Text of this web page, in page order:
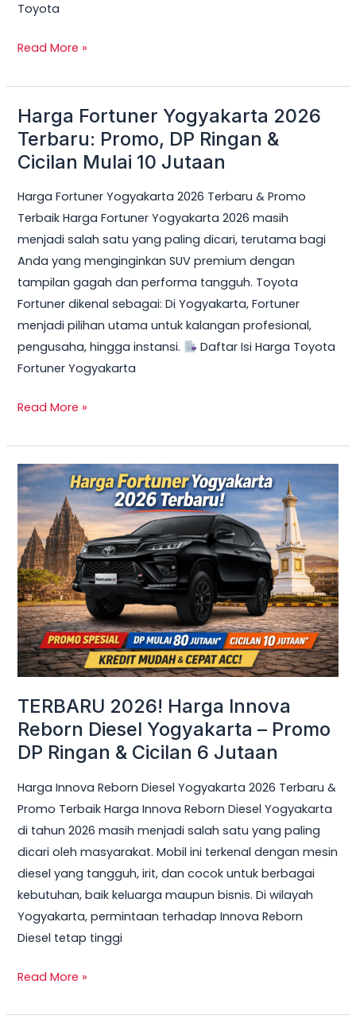
Toyota
Read More »
Harga Fortuner Yogyakarta 2026
Terbaru: Promo, DP Ringan &
Cicilan Mulai 10 Jutaan
Harga Fortuner Yogyakarta 2026 Terbaru & Promo
Terbaik Harga Fortuner Yogyakarta 2026 masih
menjadi salah satu yang paling dicari, terutama bagi
Anda yang menginginkan SUV premium dengan
tampilan gagah dan performa tangguh. Toyota
Fortuner dikenal sebagai: Di Yogyakarta, Fortuner
menjadi pilihan utama untuk kalangan profesional,
pengusaha, hingga instansi.
Daftar Isi Harga Toyota
Fortuner Yogyakarta
Harga
Fortuner
Yogyakarta
Terbaru:
Promo,
DP
Ringan
&
Cicilan
Mulai
10
Jutaan
Read More »
TERBARU 2026! Harga Innova
Reborn Diesel Yogyakarta – Promo
DP Ringan & Cicilan 6 Jutaan
Harga Innova Reborn Diesel Yogyakarta 2026 Terbaru &
Promo Terbaik Harga Innova Reborn Diesel Yogyakarta
di tahun 2026 masih menjadi salah satu yang paling
dicari oleh masyarakat. Mobil ini terkenal dengan mesin
diesel yang tangguh, irit, dan cocok untuk berbagai
kebutuhan, baik keluarga maupun bisnis. Di wilayah
Yogyakarta, permintaan terhadap Innova Reborn
Diesel tetap tinggi
TERBARU
2026!
Harga
Innova
Reborn
Diesel
Yogyakarta
–
Promo
DP
&
Cicilan
6
Read More »